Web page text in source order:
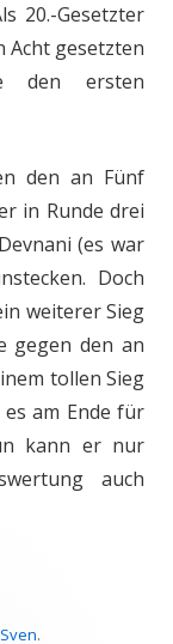
20.-Gesetzter
Acht gesetzten
den ersten
den an Fünf
in Runde drei
(es war
Doch
weiterer Sieg
gegen den an
tollen Sieg
am Ende für
kann er nur
auch
Sven.